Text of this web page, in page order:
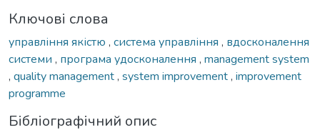
Ключові слова
управління якістю , система управління , вдосконалення
системи , програма удосконалення , management system
, quality management, system improvement, improvement
programme
Бібліографічний опис